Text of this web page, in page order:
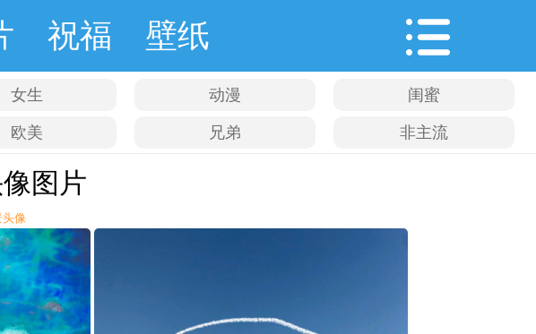
祝福 壁纸
女生 动漫 闺蜜
欧美 兄弟 非主流
图片
头像